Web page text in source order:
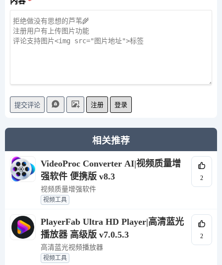
提交评论 注册 登录
相关推荐
VideoProc Converter AI|视频质量增
强软件 便携版 v8.3
视频质量增强软件
视频工具
2
PlayerFab Ultra HD Player|高清蓝光
播放器 高级版 v7.0.5.3
高清蓝光视频播放器
视频工具
2